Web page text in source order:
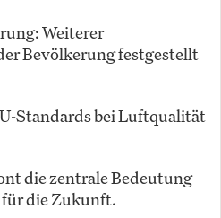
Weiterer
Bevölkerung festgestellt
Standards bei Luftqualität
die zentrale Bedeutung
für die Zukunft.